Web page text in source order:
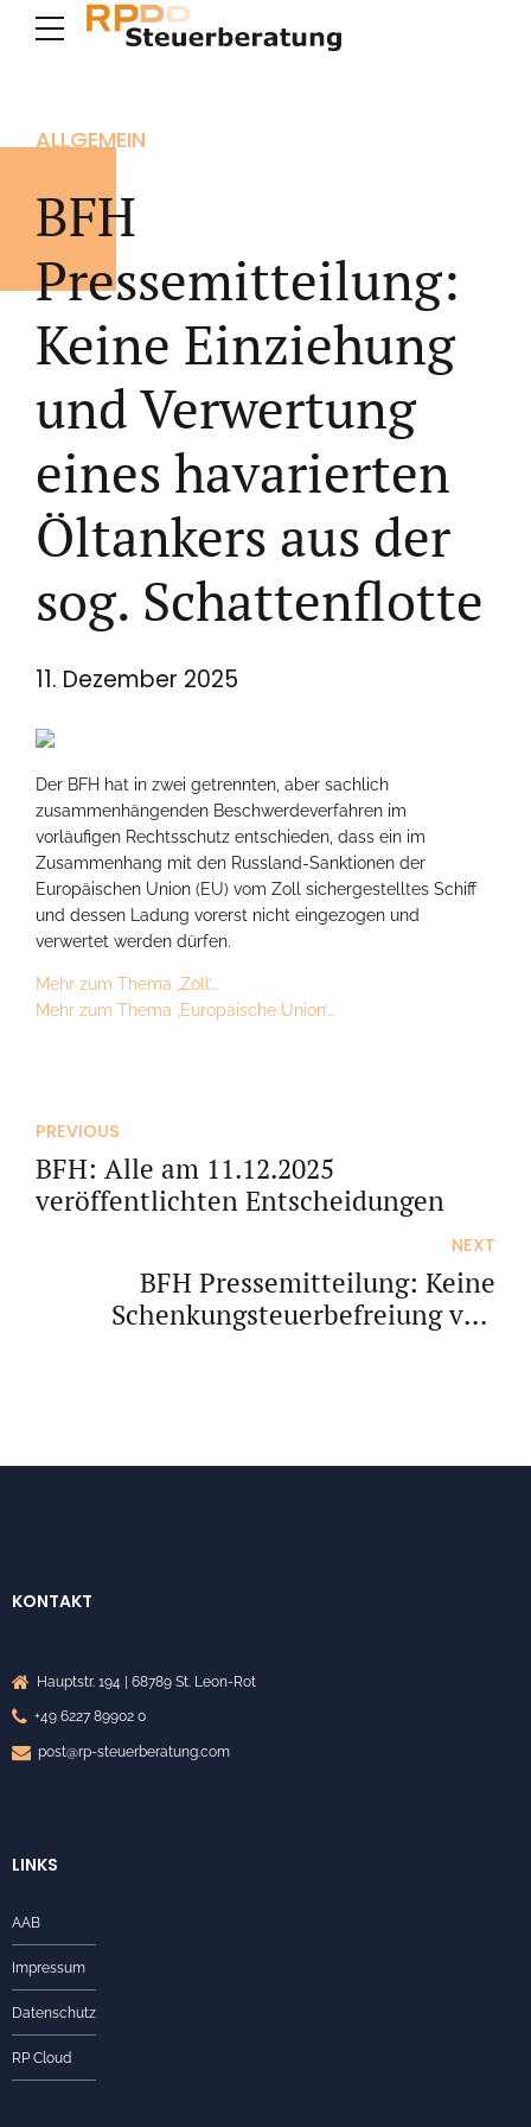
ALLGEMEIN
BFH
Pressemitteilung:
Keine Einziehung
und Verwertung
eines havarierten
Öltankers aus der
sog. Schattenflotte
11. Dezember 2025
Der BFH hat in zwei getrennten, aber sachlich
zusammenhängenden Beschwerdeverfahren im
vorläufigen Rechtsschutz entschieden, dass ein im
Zusammenhang mit den Russland-Sanktionen der
Europäischen Union (EU) vom Zoll sichergestelltes Schiff
und dessen Ladung vorerst nicht eingezogen und
verwertet werden dürfen.
Mehr zum Thema ‚Zoll’…
Mehr zum Thema ‚Europäische Union’…
PREVIOUS
BFH: Alle am 11.12.2025
veröffentlichten Entscheidungen
NEXT
BFH Pressemitteilung: Keine
Schenkungsteuerbefreiung von
KONTAKT
Hauptstr. 194 | 68789 St. Leon-Rot
+49 6227 89902 0
post@rp-steuerberatung.com
LINKS
AAB
Impressum
Datenschutz
RP Cloud